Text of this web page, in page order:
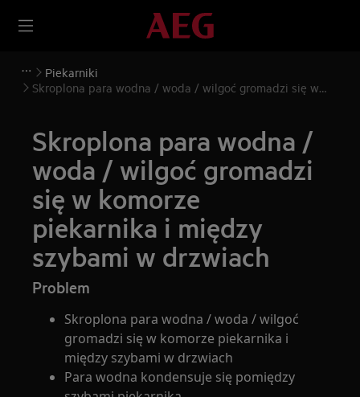
Piekarniki
Skroplona para wodna / woda / wilgoć gromadzi się w
Skroplona para wodna /
woda / wilgoć gromadzi
się w komorze
piekarnika i między
szybami w drzwiach
Problem
Skroplona para wodna / woda / wilgoć
gromadzi się w komorze piekarnika i
między szybami w drzwiach
Para wodna kondensuje się pomiędzy